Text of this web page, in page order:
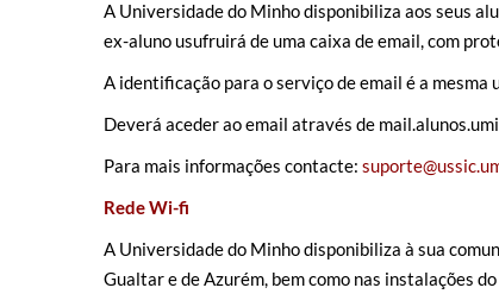
A Universidade do Minho disponibiliza aos seus
ex-aluno usufruirá de uma caixa de email, com
A identificação para o serviço de email é a mesma
Deverá aceder ao email através de
Para mais informações contacte:
Rede Wi-fi
A Universidade do Minho disponibiliza à sua
Gualtar e de Azurém, bem como nas instalações